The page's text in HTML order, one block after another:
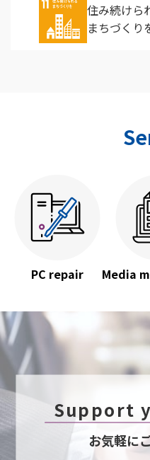
住み続けら
まちづくり
PC repair Media
Support
お気軽に